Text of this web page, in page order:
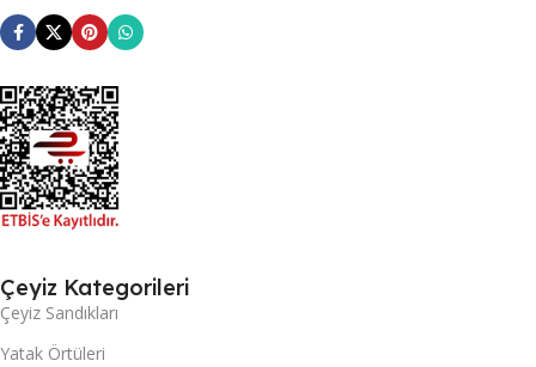
Çeyiz Kategorileri
Çeyiz Sandıkları
Yatak Örtüleri